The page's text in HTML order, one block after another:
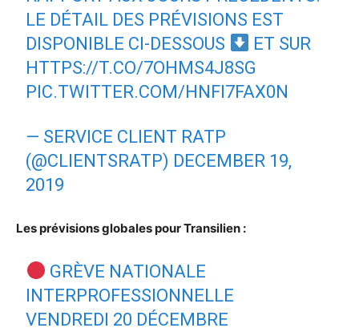
LE DÉTAIL DES PRÉVISIONS EST
DISPONIBLE CI-DESSOUS
ET SUR
HTTPS://T.CO/7OHMS4J8SG
PIC.TWITTER.COM/HNFI7FAX0N
— SERVICE CLIENT RATP
(@CLIENTSRATP) DECEMBER 19,
2019
Les prévisions globales pour Transilien :
GRÈVE NATIONALE
INTERPROFESSIONNELLE
VENDREDI 20 DÉCEMBRE